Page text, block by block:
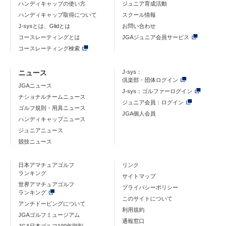
ハンディキャップの使い方
ハンディキャップ取得について
J-sysとは、Glidとは
コースレーティングとは
コースレーティング検索
ジュニア育成活動
スクール情報
お問い合わせ
JGAジュニア会員サービス
ニュース
JGAニュース
ナショナルチームニュース
ゴルフ規則・用具ニュース
ハンディキャップニュース
ジュニアニュース
競技ニュース
J-sys：
倶楽部・団体ログイン
J-sys：ゴルファーログイン
ジュニア会員：ログイン
JGA個人会員
日本アマチュアゴルフ
ランキング
世界アマチュアゴルフ
ランキング
アンチドーピングについて
JGAゴルフミュージアム
リンク
サイトマップ
プライバシーポリシー
このサイトについて
利用規約
通報窓口